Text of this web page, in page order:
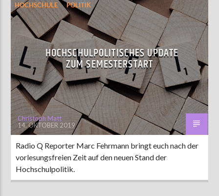
HOCHSCHULE POLITIK
HOCHSCHULPOLITISCHES UPDATE
ZUM SEMESTERSTART
Christoph Matt
14. OKTOBER 2019
Radio Q Reporter Marc Fehrmann bringt euch nach der
vorlesungsfreien Zeit auf den neuen Stand der
Hochschulpolitik.